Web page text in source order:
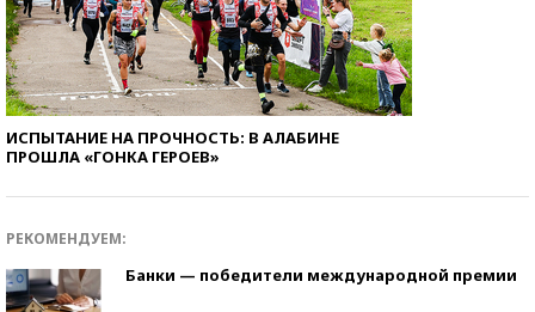
ИСПЫТАНИЕ НА ПРОЧНОСТЬ: В АЛАБИНЕ
ПРОШЛА «ГОНКА ГЕРОЕВ»
РЕКОМЕНДУЕМ:
Банки — победители международной премии